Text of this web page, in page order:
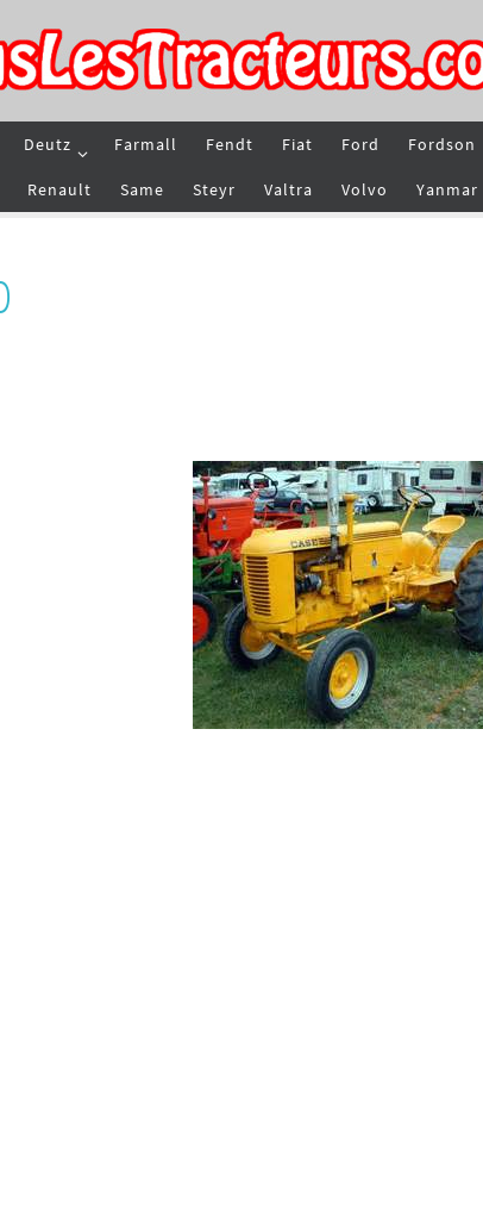
Deutz Farmall Fendt Fiat Ford Fordson
Renault Same Steyr Valtra Volvo Yanmar